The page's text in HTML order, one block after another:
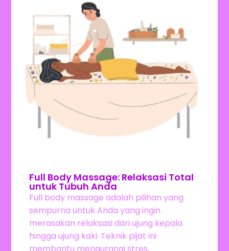
Full Body Massage: Relaksasi Total
untuk Tubuh Anda
Full body massage adalah pilihan yang
sempurna untuk Anda yang ingin
merasakan relaksasi dari ujung kepala
hingga ujung kaki. Teknik pijat ini